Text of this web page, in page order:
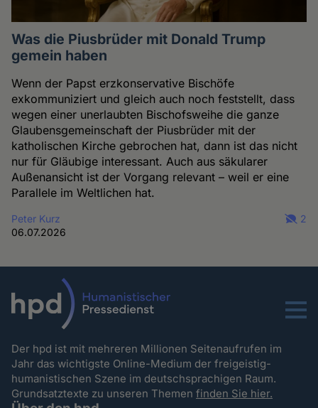
Was die Piusbrüder mit Donald Trump
gemein haben
Wenn der Papst erzkonservative Bischöfe
exkommuniziert und gleich auch noch feststellt, dass
wegen einer unerlaubten Bischofsweihe die ganze
Glaubensgemeinschaft der Piusbrüder mit der
katholischen Kirche gebrochen hat, dann ist das nicht
nur für Gläubige interessant. Auch aus säkularer
Außenansicht ist der Vorgang relevant – weil er eine
Parallele im Weltlichen hat.
Peter Kurz
06.07.2026
2
Menu
Der hpd ist mit mehreren Millionen Seitenaufrufen im
Jahr das wichtigste Online-Medium der freigeistig-
humanistischen Szene im deutschsprachigen Raum.
Grundsatztexte zu unseren Themenfinden Sie hier.